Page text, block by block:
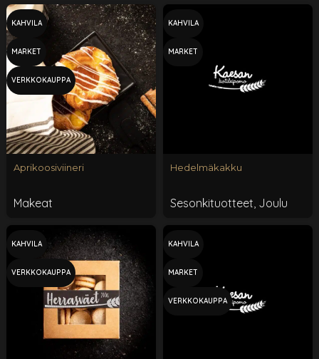
KAHVILA
MARKET
VERKKOKAUPPA
Aprikoosiviineri
Makeat
KAHVILA
MARKET
Hedelmäkakku
Sesonkituotteet, Joulu
KAHVILA
VERKKOKAUPPA
KAHVILA
MARKET
VERKKOKAUPPA